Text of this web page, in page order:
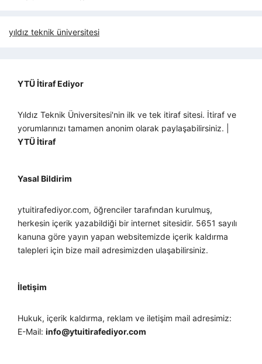
yıldız teknik üniversitesi
YTÜ İtiraf Ediyor
Yıldız Teknik Üniversitesi'nin ilk ve tek itiraf sitesi. İtiraf ve
yorumlarınızı tamamen anonim olarak paylaşabilirsiniz. |
YTÜ İtiraf
Yasal Bildirim
ytuitirafediyor.com, öğrenciler tarafından kurulmuş,
herkesin içerik yazabildiği bir internet sitesidir. 5651 sayılı
kanuna göre yayın yapan websitemizde içerik kaldırma
talepleri için bize mail adresimizden ulaşabilirsiniz.
İletişim
Hukuk, içerik kaldırma, reklam ve iletişim mail adresimiz:
E-Mail: info@ytuitirafediyor.com